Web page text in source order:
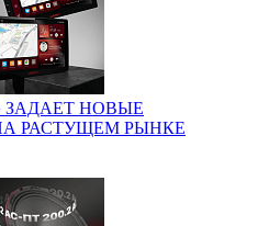
ЗАДАЕТ НОВЫЕ
РАСТУЩЕМ РЫНКЕ